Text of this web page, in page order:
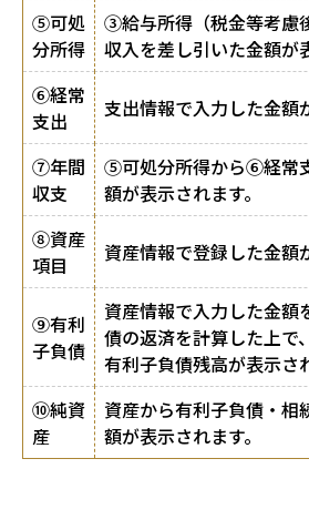
⑤可処
分所得
③給与所得（税金等考慮
収入を差し引いた金額が
⑥経常
支出
支出情報で入力した金額
⑦年間
収支
⑤可処分所得から⑥経常
額が表示されます。
⑧資産
項目
資産情報で登録した金額
⑨有利
子負債
資産情報で入力した金額
債の返済を計算した上で
有利子負債残高が表示さ
⑩純資
産
資産から有利子負債・相
額が表示されます。